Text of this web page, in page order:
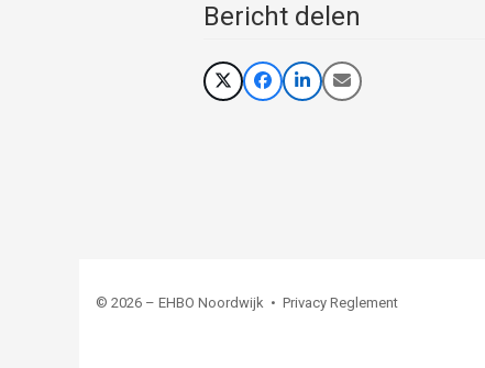
Bericht delen
© 2026 – EHBO Noordwijk • Privacy Reglement